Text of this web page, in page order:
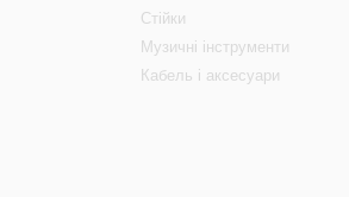
Стійки
Музичні інструменти
Кабель і аксесуари